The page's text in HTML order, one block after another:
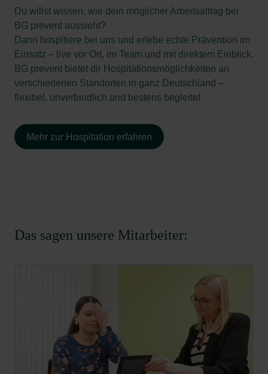
Du willst wissen, wie dein möglicher Arbeitsalltag bei
BG prevent aussieht?
Dann hospitiere bei uns und erlebe echte Prävention im
Einsatz – live vor Ort, im Team und mit direktem Einblick.
BG prevent bietet dir Hospitationsmöglichkeiten an
verschiedenen Standorten in ganz Deutschland –
flexibel, unverbindlich und bestens begleitet
Mehr zur Hospitation erfahren
Das sagen unsere Mitarbeiter: